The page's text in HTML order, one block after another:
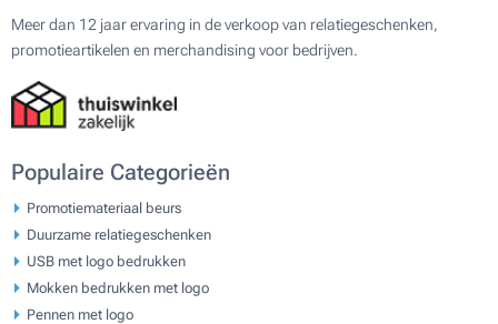
Meer dan 12 jaar ervaring in de verkoop van relatiegeschenken,
promotieartikelen en merchandising voor bedrijven.
Populaire Categorieën
Promotiemateriaal beurs
Duurzame relatiegeschenken
USB met logo bedrukken
Mokken bedrukken met logo
Pennen met logo